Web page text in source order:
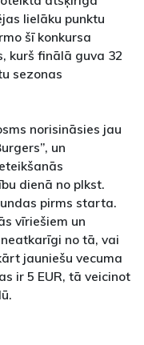
lielāku punktu
šī konkursa
kurš finālā guva 32
sezonas
norisināsies jau
un
dienā no plkst.
pirms starta.
vīriešiem un
no tā, vai
jauniešu vecuma
ir 5 EUR, tā veicinot